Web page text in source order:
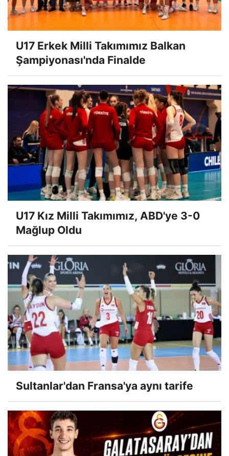
U17 Erkek Milli Takımımız Balkan
Şampiyonası'nda Finalde
U17 Kız Milli Takımımız, ABD'ye 3-0
Mağlup Oldu
Sultanlar'dan Fransa'ya aynı tarife